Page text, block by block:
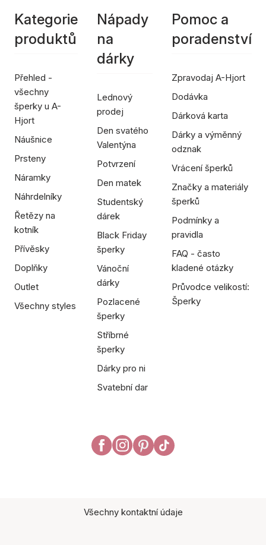
Kategorie
produktů
Přehled -
všechny
šperky u A-
Hjort
Náušnice
Prsteny
Náramky
Náhrdelníky
Řetězy na
kotník
Přívěsky
Doplňky
Outlet
Všechny styles
Nápady
na
dárky
Lednový
prodej
Den svatého
Valentýna
Potvrzení
Den matek
Studentský
dárek
Black Friday
šperky
Vánoční
dárky
Pozlacené
šperky
Stříbrné
šperky
Dárky pro ni
Svatební dar
Pomoc a
poradenství
Zpravodaj A-Hjort
Dodávka
Dárková karta
Dárky a výměnný
odznak
Vrácení šperků
Značky a materiály
šperků
Podmínky a
pravidla
FAQ - často
kladené otázky
Průvodce velikostí:
Šperky
Všechny kontaktní údaje